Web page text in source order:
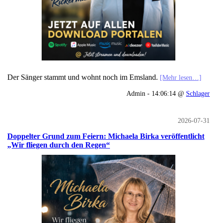
Der Sänger stammt und wohnt noch im Emsland. [Mehr lesen…]
Admin - 14:06:14 @ Schlager
2026-07-31
Doppelter Grund zum Feiern: Michaela Birka veröffentlicht
„Wir fliegen durch den Regen“